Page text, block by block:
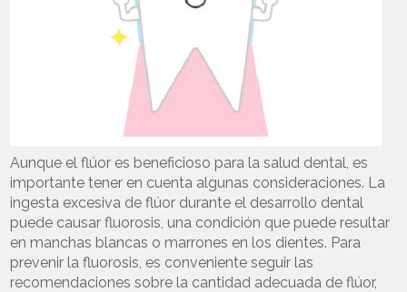
Aunque el flúor es beneficioso para la salud dental, es
importante tener en cuenta algunas consideraciones. La
ingesta excesiva de flúor durante el desarrollo dental
puede causar fluorosis, una condición que puede resultar
en manchas blancas o marrones en los dientes. Para
prevenir la fluorosis, es conveniente seguir las
recomendaciones sobre la cantidad adecuada de flúor,